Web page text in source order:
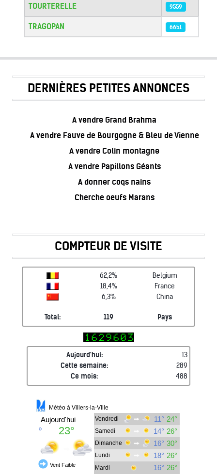
TOURTERELLE 9559
TRAGOPAN 6651
DERNIÈRES PETITES ANNONCES
A vendre Grand Brahma
A vendre Fauve de Bourgogne & Bleu de Vienne
A vendre Colin montagne
A vendre Papillons Géants
A donner coqs nains
Cherche oeufs Marans
COMPTEUR DE VISITE
62,2%
Belgium
18,4%
France
6,3%
China
Total: 119 Pays
Aujourd'hui:
13
Cette semaine:
289
Ce mois:
488